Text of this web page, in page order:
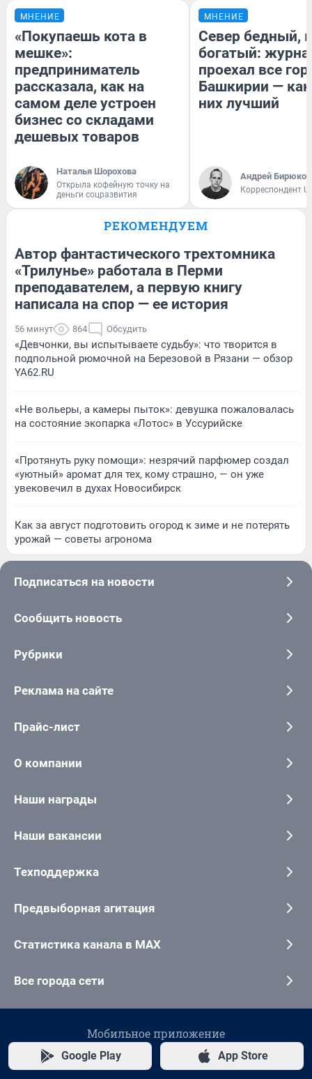
МНЕНИЕ
«Покупаешь кота в
мешке»:
предприниматель
рассказала, как на
самом деле устроен
бизнес со складами
дешевых товаров
Наталья Шорохова
Открыла кофейную точку на
деньги соцразвития
МНЕНИЕ
Север бедный,
богатый:
проехал все
Башкирии —
них лучший
Андрей Бирюков
Корреспондент
РЕКОМЕНДУЕМ
Автор фантастического трехтомника
«Трилунье» работала в Перми
преподавателем, а первую книгу
написала на спор — ее история
56 минут 864 Обсудить
«Девчонки, вы испытываете судьбу»: что творится в
подпольной рюмочной на Березовой в Рязани — обзор
YA62.RU
«Не вольеры, а камеры пыток»: девушка пожаловалась
на состояние экопарка «Лотос» в Уссурийске
«Протянуть руку помощи»: незрячий парфюмер создал
«уютный» аромат для тех, кому страшно, — он уже
увековечил в духах Новосибирск
Как за август подготовить огород к зиме и не потерять
урожай — советы агронома
Подписаться на новости
Сообщить новость
Рубрики
Реклама на сайте
Прайс-лист
О компании
Наши награды
Наши вакансии
Техподдержка
Предвыборная агитация
Статистика канала в MAX
Все города сети
Мобильное приложение
Google Play App Store